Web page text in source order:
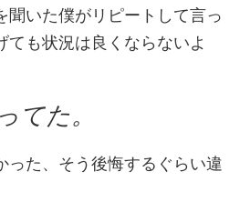
聞いた僕がリピートして言っ
ても状況は良くならないよ
てた。
った、そう後悔するぐらい違